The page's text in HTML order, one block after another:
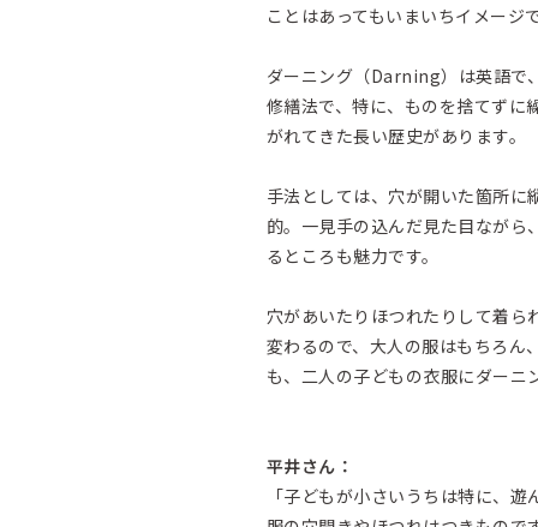
ことはあってもいまいちイメージ
ダーニング（Darning）は英語で
修繕法で、特に、ものを捨てずに
がれてきた長い歴史があります。
手法としては、穴が開いた箇所に
的。一見手の込んだ見た目なが
るところも魅力です。
穴があいたりほつれたりして着
変わるので、大人の服はもちろん
も、二人の子どもの衣服にダーニ
平井さん：
「子どもが小さいうちは特に、